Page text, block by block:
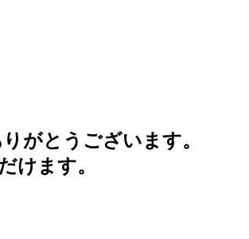
がとうございます。
けます。